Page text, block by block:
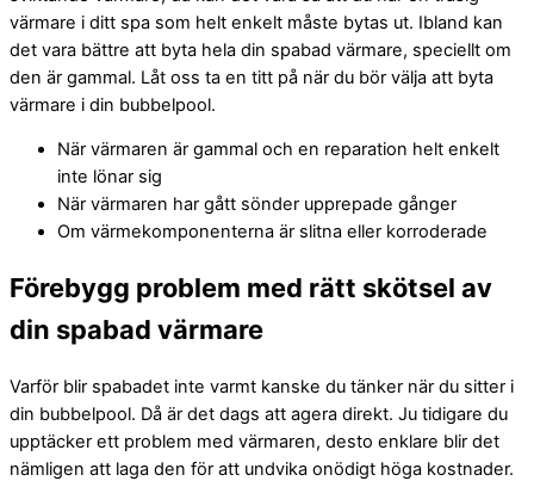
värmare i ditt spa som helt enkelt måste bytas ut. Ibland kan
det vara bättre att byta hela din spabad värmare, speciellt om
den är gammal. Låt oss ta en titt på när du bör välja att byta
värmare i din bubbelpool.
När värmaren är gammal och en reparation helt enkelt
inte lönar sig
När värmaren har gått sönder upprepade gånger
Om värmekomponenterna är slitna eller korroderade
Förebygg problem med rätt skötsel av
din spabad värmare
Varför blir spabadet inte varmt kanske du tänker när du sitter i
din bubbelpool. Då är det dags att agera direkt. Ju tidigare du
upptäcker ett problem med värmaren, desto enklare blir det
nämligen att laga den för att undvika onödigt höga kostnader.